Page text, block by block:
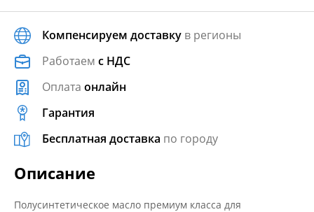
Компенсируем доставку в регионы
Работаем с НДС
Оплата онлайн
Гарантия
Бесплатная доставка по городу
Описание
Полусинтетическое масло премиум класса для